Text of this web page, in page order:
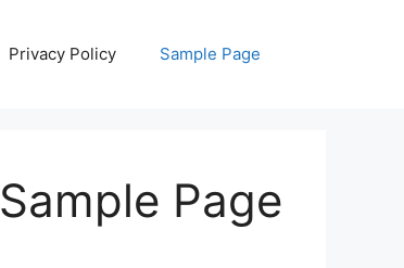
Sample Page
Privacy Policy
Sample Page